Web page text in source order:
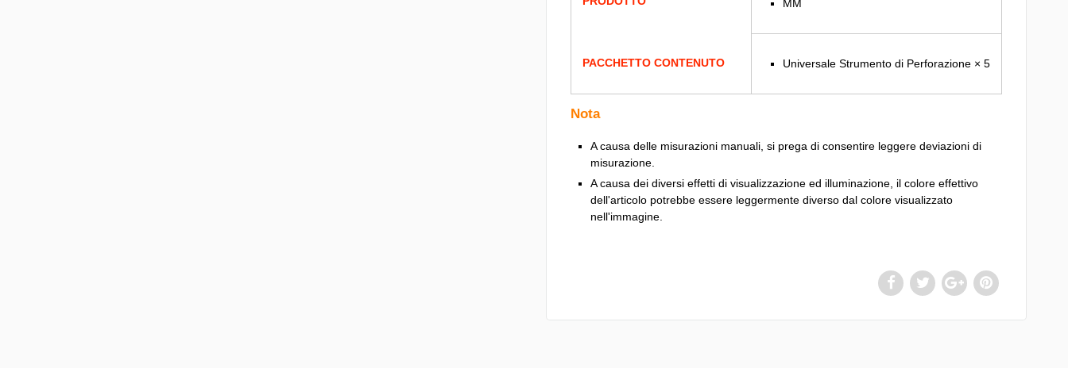
MM
PACCHETTO CONTENUTO Universale Strumento di Perforazione × 5
Nota
A causa delle misurazioni manuali, si prega di consentire leggere deviazioni di
misurazione.
A causa dei diversi effetti di visualizzazione ed illuminazione, il colore effettivo
dell'articolo potrebbe essere leggermente diverso dal colore visualizzato
nell'immagine.